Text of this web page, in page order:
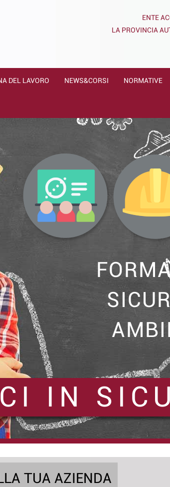
ENTE
LA PROVINCIA
DEL LAVORO NEWS&CORSI NORMATIVE
IN
TUA AZIENDA